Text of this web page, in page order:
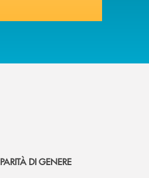
PARITÀ DI GENERE